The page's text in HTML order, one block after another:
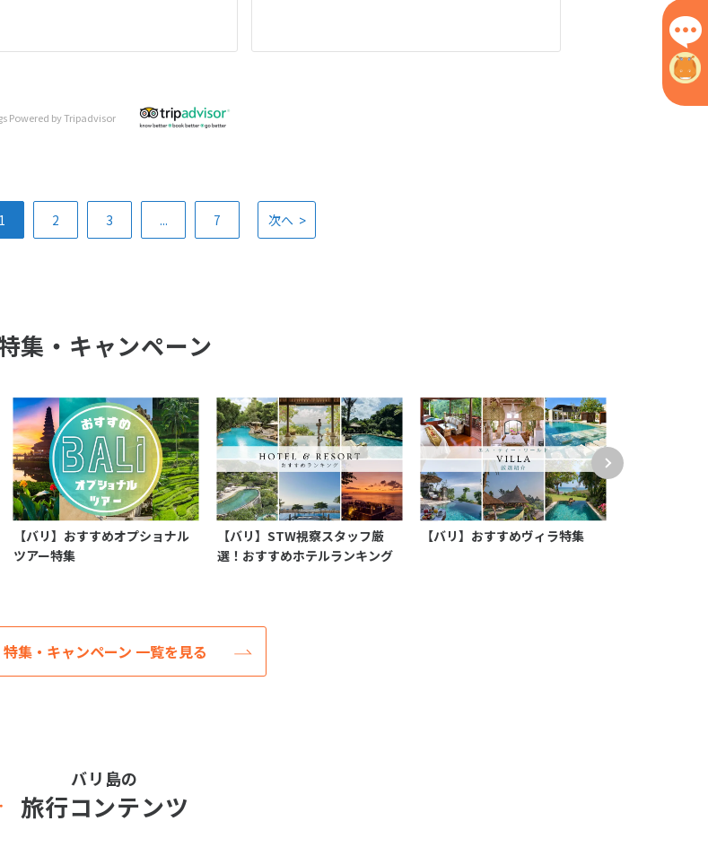
Powered by Tripadvisor
1 2 3 ... 7 次へ >
集・キャンペーン
【バリ】おすすめオプショナル
ツアー特集
【バリ】STW視察スタッフ厳
選！おすすめホテルランキング
【バリ】おすすめヴィラ特集
特集・キャンペーン 一覧を見る
バリ島の
旅行コンテンツ